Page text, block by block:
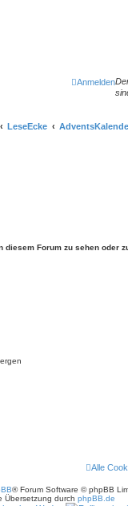
Anmelden
LeseEcke
diesem Forum zu sehen oder
Alle
® Forum Software © phpBB
Übersetzung durch phpBB.de